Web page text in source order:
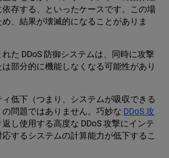
存する、といったケースです。この場
、結果が壊滅的になることがありま
た DDoS 防御システムは、同時に攻撃
部分的に機能しなくなる可能性があり
低下（つまり、システムが吸収できる
問題ではありません。巧妙な DDoS 攻
し使用する高度な DDoS 攻撃にインテ
するシステムの計算能力が低下するこ